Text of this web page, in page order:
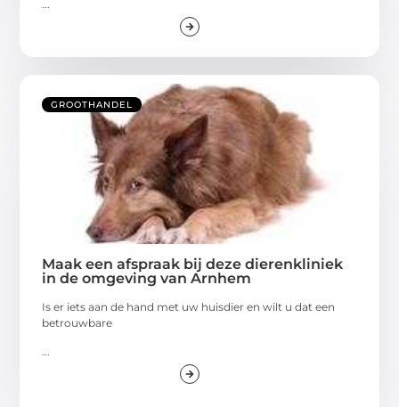
GROOTHANDEL
Maak een afspraak bij deze dierenkliniek
in de omgeving van Arnhem
Is er iets aan de hand met uw huisdier en wilt u dat een
betrouwbare